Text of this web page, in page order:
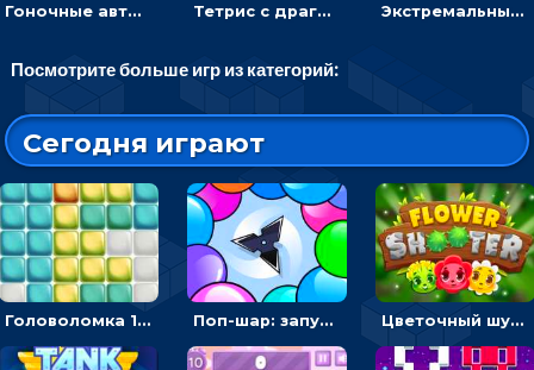
Гоночные авто в пазлах: разбей картинку и собери снова Тетрис с драгоценными камнями: расставляй блоки, чтобы получить линию - головоломка Экстремальные пазлы с квадроциклами: собирать крутые тачки
Посмотрите больше игр из категорий:
Сегодня играют
Головоломка 10х10 Поп-шар: запускать колючку, чтобы лопать воздушные шарики Цветочный шутер: стрелять пчелками по цветам